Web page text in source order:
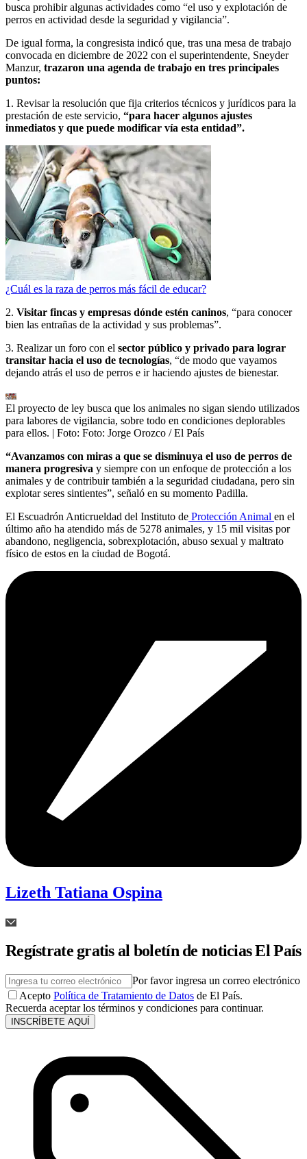
busca prohibir algunas actividades como “el uso y explotación de
perros en actividad desde la seguridad y vigilancia”.
De igual forma, la congresista indicó que, tras una mesa de trabajo
convocada en diciembre de 2022 con el superintendente, Sneyder
Manzur, trazaron una agenda de trabajo en tres principales
puntos:
1. Revisar la resolución que fija criterios técnicos y jurídicos para la
prestación de este servicio, “para hacer algunos ajustes
inmediatos y que puede modificar vía esta entidad”.
¿Cuál es la raza de perros más fácil de educar?
2. Visitar fincas y empresas dónde estén caninos, “para conocer
bien las entrañas de la actividad y sus problemas”.
3. Realizar un foro con el sector público y privado para lograr
transitar hacia el uso de tecnologías, “de modo que vayamos
dejando atrás el uso de perros e ir haciendo ajustes de bienestar.
El proyecto de ley busca que los animales no sigan siendo utilizados
para labores de vigilancia, sobre todo en condiciones deplorables
para ellos. | Foto: Foto: Jorge Orozco / El País
“Avanzamos con miras a que se disminuya el uso de perros de
manera progresiva y siempre con un enfoque de protección a los
animales y de contribuir también a la seguridad ciudadana, pero sin
explotar seres sintientes”, señaló en su momento Padilla.
El Escuadrón Anticrueldad del Instituto de Protección Animal en el
último año ha atendido más de 5278 animales, y 15 mil visitas por
abandono, negligencia, sobrexplotación, abuso sexual y maltrato
físico de estos en la ciudad de Bogotá.
Lizeth Tatiana Ospina
Regístrate gratis al boletín de noticias El País
Por favor ingresa un correo electrónico
Acepto Política de Tratamiento de Datos de El País.
Recuerda aceptar los términos y condiciones para continuar.
INSCRÍBETE AQUÍ